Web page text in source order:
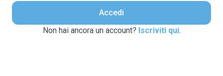
Accedi
Non hai ancora un account? Iscriviti qui.